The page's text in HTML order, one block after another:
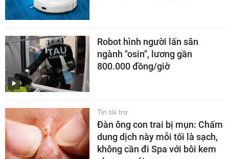
Robot hình người lấn sân
ngành "osin", lương gần
800.000 đồng/giờ
Tin tài trợ
Đàn ông con trai bị mụn: Chấm
dung dịch này mỗi tối là sạch,
không cần đi Spa với bôi kem